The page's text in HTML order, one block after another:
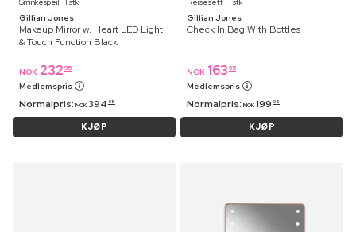
Sminkespeil ⋅ 1 stk
Gillian Jones
Makeup Mirror w. Heart LED Light
& Touch Function Black
NOK 232 95
Medlemspris
Normalpris: NOK 394 95
KJØP
Reisesett ⋅ 1 stk
Gillian Jones
Check In Bag With Bottles
NOK 163 95
Medlemspris
Normalpris: NOK 199 95
KJØP